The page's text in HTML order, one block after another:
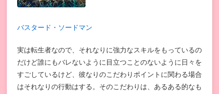
バスタード・ソードマン
実は転生者なので、それなりに強力なスキルをもっているの
だけど誰にもバレないように目立つことのないように日々を
すごしているけど、彼なりのこだわりポイントに関わる場合
はそれなりの行動はする。そのこだわりは、あるある的なも